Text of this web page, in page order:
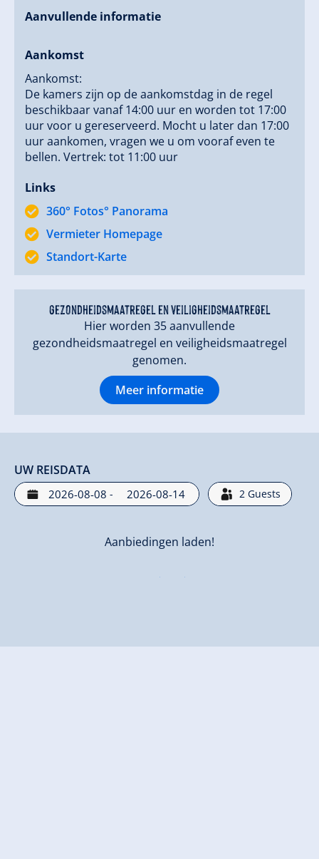
DAGELIJKSE middag-ski-wandeling
gourmethalfpension, 6-gangen keuzemenü
of internationale lekkernijen van het buffet salade-,
fruit- en kaasbuffet.
’s Avonds: dagelijks IJS- & kaasBUFFET
Gratis gebruik van alle hotelvoorzieningen, inclusief
onze gehele wellnessruimte met vijf verschillende
sauna's & multimedia rustruimte & INDOOR-
(Wellnessbehandelingen tegen betaling)
Koffie, selecte thee en verse appels/droog
fruit/noten zijn beschikbaar tijdens de saunatijden
Individuele verrassingen bij verjaardagen.
Ook voor uw kinderen is goed gezorgd: Ons hotel
beschikt over een royaal ingericht speelkamer voor
kinderbioscoop, videospellen (Playstation) voor
onze grotere gasten.
Aanvullende informatie
Aankomst
Aankomst:
De kamers zijn op de aankomstdag in de regel
beschikbaar vanaf 14:00 uur en worden tot 17:00
uur voor u gereserveerd. Mocht u later dan 17:00
uur aankomen, vragen we u om vooraf even te
bellen. Vertrek: tot 11:00 uur
Links
360° Fotos° Panorama
Vermieter Homepage
Standort-Karte
gezondheidsmaatregel en veiligheidsmaatregel
Hier worden 35 aanvullende
gezondheidsmaatregel en veiligheidsmaatregel
genomen.
Meer informatie
UW REISDATA
- 2 Guests
Aanbiedingen laden!